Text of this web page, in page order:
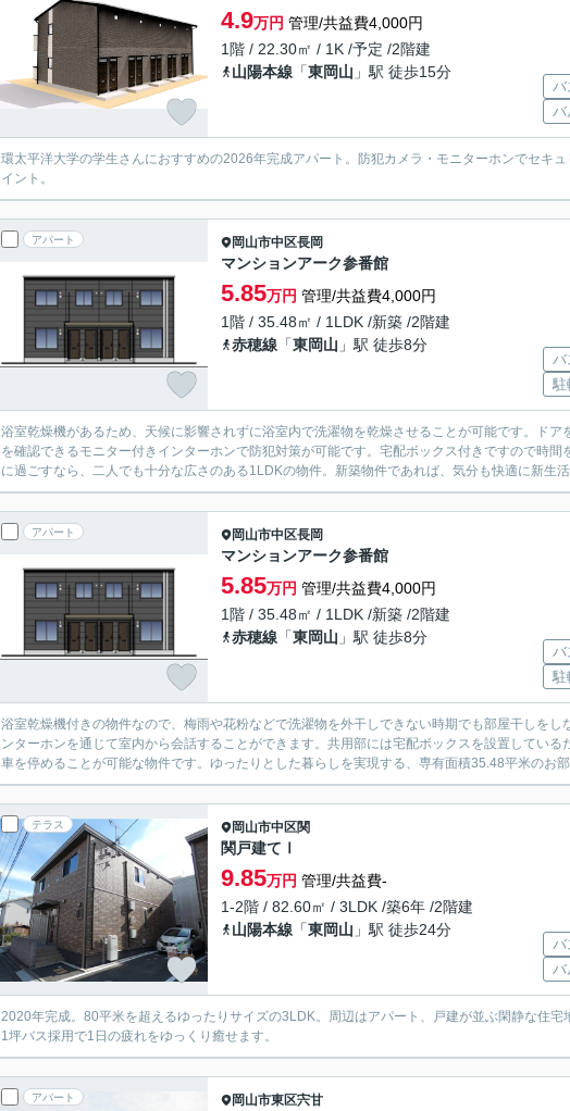
4.9万円 管理/共益費4,000円
1階 / 22.30㎡ / 1K /予定 /2階建
山陽本線 「東岡山 」駅 徒歩15分
バ
バ
環太平洋大学の学生さんにおすすめの2026年完成アパート。防犯カメラ・モニターホンでセキ
イント。
アパート 岡山市中区長岡
マンションアーク参番館
5.85万円 管理/共益費4,000円
1階 / 35.48㎡ / 1LDK /新築 /2階建
赤穂線 「東岡山 」駅 徒歩8分
バ
駐
浴室乾燥機があるため、天候に影響されずに浴室内で洗濯物を乾燥させることが可能です。ド
を確認できるモニター付きインターホンで防犯対策が可能です。宅配ボックス付きですので時
に過ごすなら、二人でも十分な広さのある1LDKの物件。新築物件であれば、気分も快適に新生
アパート 岡山市中区長岡
マンションアーク参番館
5.85万円 管理/共益費4,000円
1階 / 35.48㎡ / 1LDK /新築 /2階建
赤穂線 「東岡山 」駅 徒歩8分
バ
駐
浴室乾燥機付きの物件なので、梅雨や花粉などで洗濯物を外干しできない時期でも部屋干しを
ンターホンを通じて室内から会話することができます。共用部には宅配ボックスを設置してい
車を停めることが可能な物件です。ゆったりとした暮らしを実現する、専有面積35.48平米のお
テラス 岡山市中区関
関戸建てⅠ
9.85万円 管理/共益費-
1-2階 / 82.60㎡ / 3LDK /築6年 /2階建
山陽本線 「東岡山 」駅 徒歩24分
バ
バ
2020年完成。80平米を超えるゆったりサイズの3LDK。周辺はアパート、戸建が並ぶ閑静な住宅
1坪バス採用で1日の疲れをゆっくり癒せます。
アパート 岡山市東区宍甘